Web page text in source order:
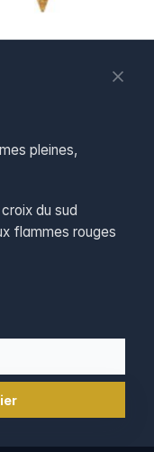
pleines,
du sud
flammes rouges